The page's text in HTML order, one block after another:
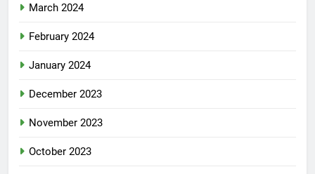
March 2024
February 2024
January 2024
December 2023
November 2023
October 2023